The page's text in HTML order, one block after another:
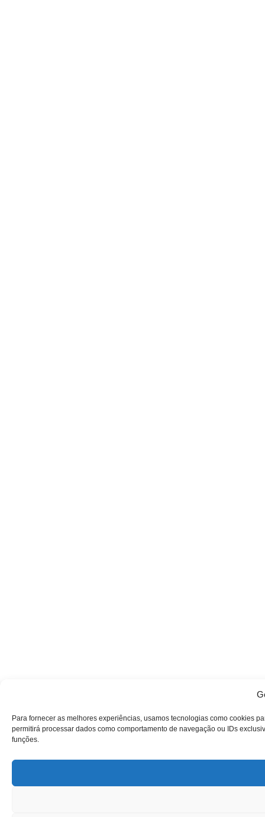
Para fornecer as melhores experiências, usamos tecnologias como cookies
permitirá processar dados como comportamento de navegação ou IDs
funções.